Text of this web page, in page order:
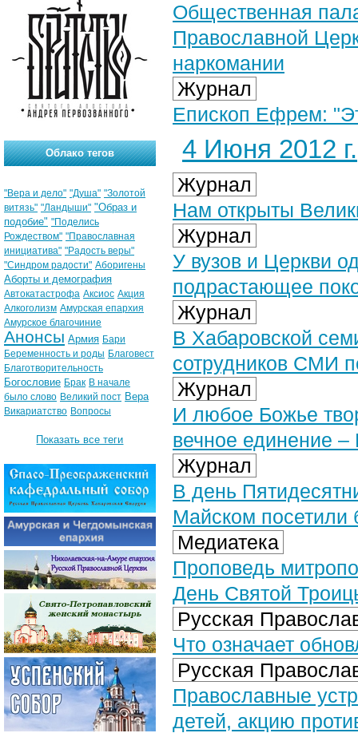
Общественная
Православной
наркомании
Журнал
Епископ Ефрем:
4 Июня 2012 г.
Журнал
Нам открыты
Журнал
У вузов и Церкви
подрастающее
Журнал
В Хабаровской
сотрудников СМИ
Журнал
И любое Божье
вечное единение
Журнал
В день
Майском посетили
Медиатека
Проповедь
День Святой
Русская
Что означает
Русская
Православные
детей, акцию
Облако тегов
"Вера и дело" "Душа" "Золотой
витязь" "Ландыши" "Образ и
подобие" "Поделись
Рождеством" "Православная
инициатива" "Радость веры"
"Синдром радости" Аборигены
Аборты и демография
Автокатастрофа Аксиос Акция
Алкоголизм Амурская епархия
Амурское благочиние
Анонсы Армия Бари
Беременность и роды Благовест
Благотворительность
Богословие Брак В начале
было слово Великий пост Вера
Викариатство Вопросы
Показать все теги